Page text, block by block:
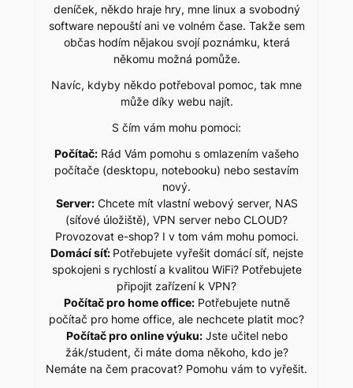
deníček, někdo hraje hry, mne linux a svobodný
software nepouští ani ve volném čase. Takže sem
občas hodím nějakou svojí poznámku, která
někomu možná pomůže.
Navíc, kdyby někdo potřeboval pomoc, tak mne
může díky webu najít.
S čím vám mohu pomoci:
Počítač: Rád Vám pomohu s omlazením vašeho
počítače (desktopu, notebooku) nebo sestavím
nový.
Server:Chcete mít vlastní webový server, NAS
(síťové úložiště), VPN server nebo CLOUD?
Provozovat e-shop? I v tom vám mohu pomoci.
Domácí síť: Potřebujete vyřešit domácí síť, nejste
spokojeni s rychlostí a kvalitou WiFi? Potřebujete
připojit zařízení k VPN?
Počítač pro home office:Potřebujete nutně
počítač pro home office, ale nechcete platit moc?
Počítač pro online výuku:Jste učitel nebo
žák/student, či máte doma někoho, kdo je?
Nemáte na čem pracovat? Pomohu vám to vyřešit.